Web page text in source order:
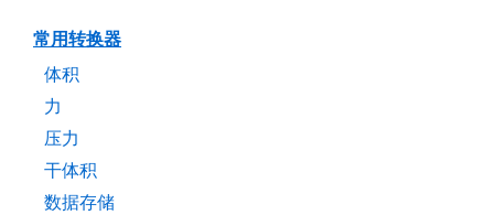
常用转换器
体积
力
压力
干体积
数据存储